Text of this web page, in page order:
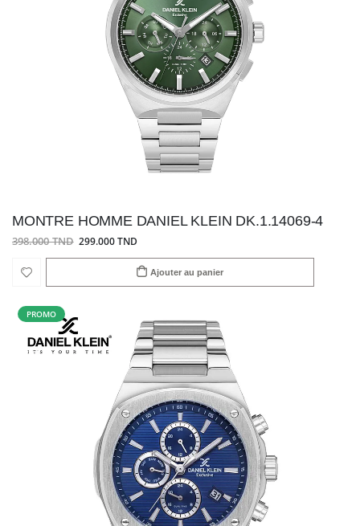
MONTRE HOMME DANIEL KLEIN DK.1.14069-4
398.000 TND 299.000 TND
Ajouter au panier
PROMO